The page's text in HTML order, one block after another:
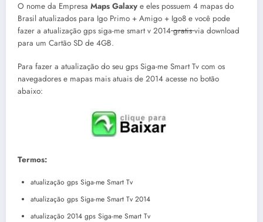
O nome da Empresa Maps Galaxy e eles possuem 4 mapas do
Brasil atualizados para Igo Primo + Amigo + Igo8 e você pode
fazer a atualização gps siga-me smart v 2014gratisvia download
para um Cartão SD de 4GB.
Para fazer a atualização do seu gps Siga-me Smart Tv com os
navegadores e mapas mais atuais de 2014 acesse no botão
abaixo:
Termos:
atualização gps Siga-me Smart Tv
atualização gps Siga-me Smart Tv 2014
atualização 2014 gps Siga-me Smart Tv